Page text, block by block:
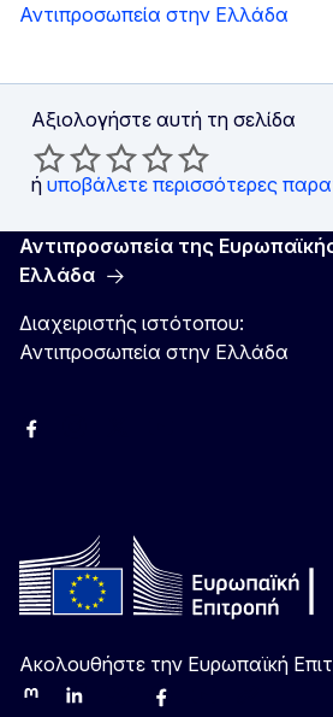
Αντιπροσωπεία στην Ελλάδα
Αξιολογήστε αυτή τη σελίδα
ή υποβάλετε περισσότερες
Αντιπροσωπεία της
Ελλάδα
Διαχειριστής ιστότοπου:
Αντιπροσωπεία στην Ελλάδα
Facebook
Ακολουθήστε την Ευρωπαϊκή
MastodonLinkedInBlueskyFacebook